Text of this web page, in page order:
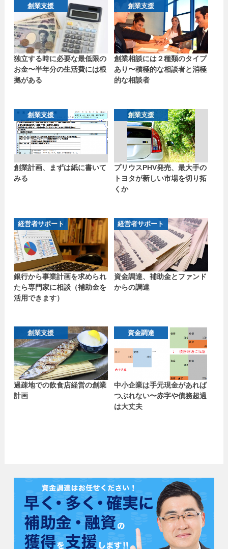
創業支援
独立する時に必要な最低限の
お金〜半年分の生活費には根
拠がある
創業支援
創業相談には２種類のタイプ
あり〜積極的な相談者と消極
的な相談者
創業支援
創業計画、まずは紙に書いて
みる
創業支援
プリウスPHV発売、最大手の
トヨタが新しい市場を切り拓
くか
経営者サポート
銀行から事業計画を求められ
たら専門家に相談（補助金を
活用できます）
経営者サポート
資金調達、補助金とファンド
からの調達
創業支援
過疎地での飲食店経営の創業
計画
資金調達
中小企業は手元現金があれば
つぶれない〜赤字や債務超過
は大丈夫